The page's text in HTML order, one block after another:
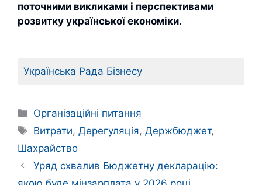
поточними викликами і перспективами
розвитку української економіки.
Українська Рада Бізнесу
Категорії
Організаційні питання
Позначки
Витрати,Дерегуляція,Держбюджет,
Шахрайство
Уряд схвалив Бюджетну декларацію: